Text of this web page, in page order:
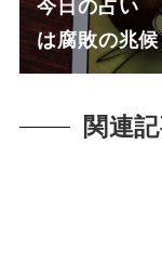
は腐敗の兆候
関連